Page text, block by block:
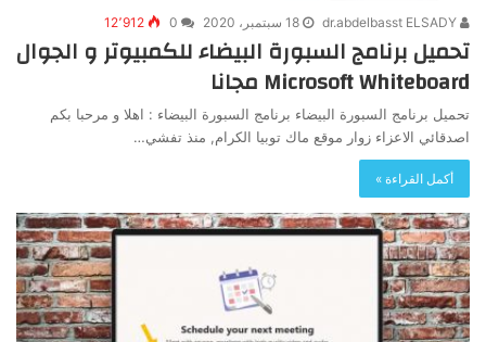
18 سبتمبر، 2020 0 12٬912
تحميل برنامج السبورة البيضاء للكمبيوتر و الجوال
Microsoft Whiteboard مجانا
تحميل برنامج السبورة البيضاء برنامج السبورة البيضاء : اهلا و مرحبا بكم
اصدقائي الاعزاء زوار موقع ماك توبيا الكرام, منذ تفشي…
أكمل القراءة »